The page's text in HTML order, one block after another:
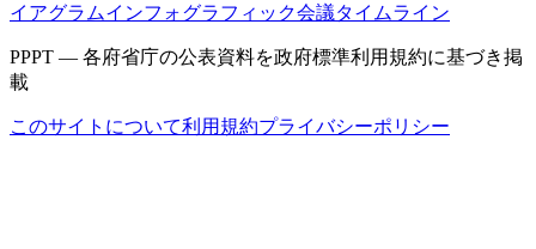
イアグラムインフォグラフィック会議タイムライン
PPPT — 各府省庁の公表資料を政府標準利用規約に基づき掲
載
このサイトについて利用規約プライバシーポリシー